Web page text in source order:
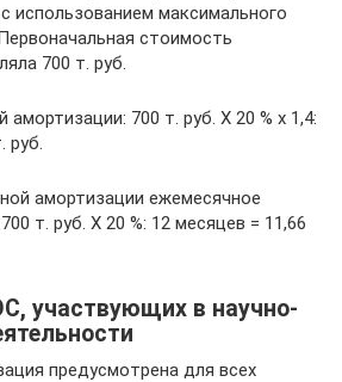
использованием максимального
стоимость
700 т. руб.
700 т. руб. Х 20 % х 1,4:
руб.
амортизации ежемесячное
т. руб. Х 20 %: 12 месяцев = 11,66
участвующих в научно-
предусмотрена для всех